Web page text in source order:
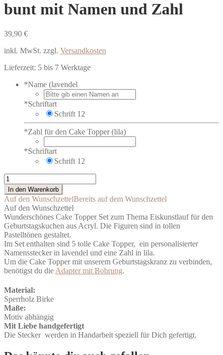
bunt mit Namen und Zahl
39,90 €
inkl. MwSt. zzgl. Versandkosten
Lieferzeit: 5 bis 7 Werktage
*Name (lavendel
*Schriftart
Schrift 12
*Zahl für den Cake Topper (lila)
*Schriftart
Schrift 12
Cake
Topper
Eiskunstlauf
Set
bunt
mit
Namen
und
Zahl
Menge
In den Warenkorb
Auf den WunschzettelBereits auf dem Wunschzettel
Auf den Wunschzettel
Wunderschönes Cake Topper Set zum Thema Eiskunstlauf für den
Geburtstagskuchen aus Acryl. Die Figuren sind in tollen
Pastelltönen gestaltet.
Im Set enthalten sind 5 tolle Cake Topper, ein personalisierter
Namensstecker in lavendel und eine Zahl in lila.
Um die Cake Topper mit unserem Geburtstagskranz zu verbinden,
benötigst du die Adapter mit Bohrung.
Material:
Sperrholz Birke
Maße:
Motiv abhängig
Mit Liebe handgefertigt
Die Stecker werden in Handarbeit speziell für Dich gefertigt.